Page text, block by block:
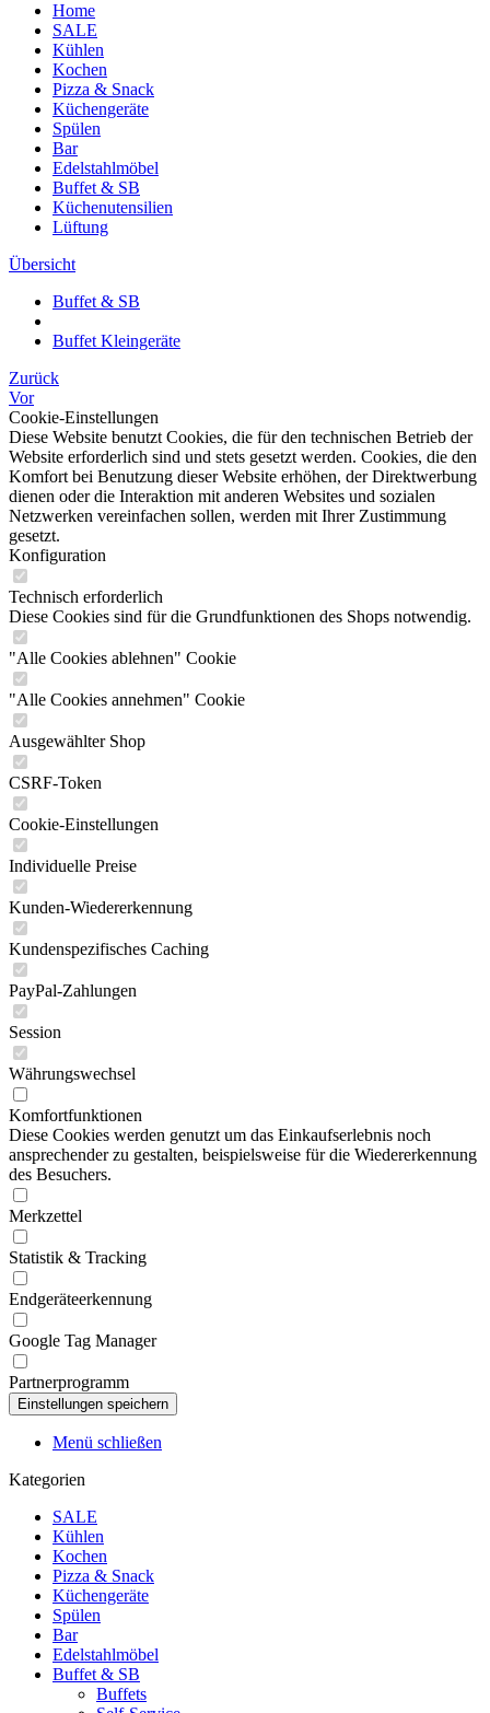
Home
SALE
Kühlen
Kochen
Pizza & Snack
Küchengeräte
Spülen
Bar
Edelstahlmöbel
Buffet & SB
Küchenutensilien
Lüftung
Übersicht
Buffet & SB
Buffet Kleingeräte
Zurück
Vor
Cookie-Einstellungen
Diese Website benutzt Cookies, die für den technischen Betrieb der
Website erforderlich sind und stets gesetzt werden. Cookies, die den
Komfort bei Benutzung dieser Website erhöhen, der Direktwerbung
dienen oder die Interaktion mit anderen Websites und sozialen
Netzwerken vereinfachen sollen, werden mit Ihrer Zustimmung
gesetzt.
Konfiguration
Technisch erforderlich
Diese Cookies sind für die Grundfunktionen des Shops notwendig.
"Alle Cookies ablehnen" Cookie
"Alle Cookies annehmen" Cookie
Ausgewählter Shop
CSRF-Token
Cookie-Einstellungen
Individuelle Preise
Kunden-Wiedererkennung
Kundenspezifisches Caching
PayPal-Zahlungen
Session
Währungswechsel
Komfortfunktionen
Diese Cookies werden genutzt um das Einkaufserlebnis noch
ansprechender zu gestalten, beispielsweise für die Wiedererkennung
des Besuchers.
Merkzettel
Statistik & Tracking
Endgeräteerkennung
Google Tag Manager
Partnerprogramm
Menü schließen
Kategorien
SALE
Kühlen
Kochen
Pizza & Snack
Küchengeräte
Spülen
Bar
Edelstahlmöbel
Buffet & SB
Buffets